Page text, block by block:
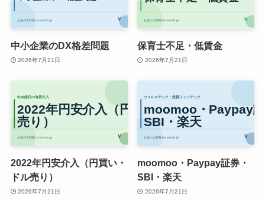
中小企業のDX格差問題
2026年7月21日
保育士不足・低賃金
2026年7月21日
2022年円安介入（円買い・
ドル売り）
2026年7月21日
moomoo・Paypay証券・
SBI・楽天
2026年7月21日